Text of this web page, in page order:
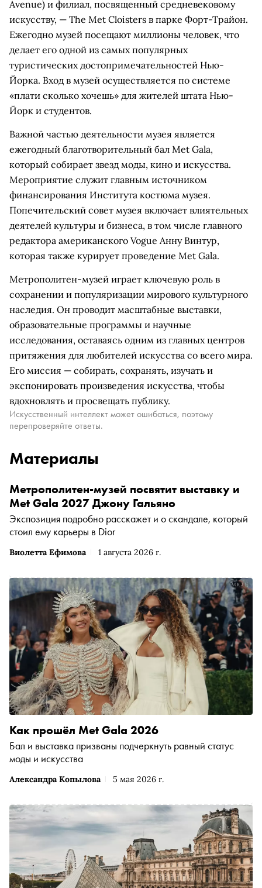
Avenue) и филиал, посвященный средневековому
искусству, — The Met Cloisters в парке Форт-Трайон.
Ежегодно музей посещают миллионы человек, что
делает его одной из самых популярных
туристических достопримечательностей Нью-
Йорка. Вход в музей осуществляется по системе
«плати сколько хочешь» для жителей штата Нью-
Йорк и студентов.
Важной частью деятельности музея является
ежегодный благотворительный бал Met Gala,
который собирает звезд моды, кино и искусства.
Мероприятие служит главным источником
финансирования Института костюма музея.
Попечительский совет музея включает влиятельных
деятелей культуры и бизнеса, в том числе главного
редактора американского Vogue Анну Винтур,
которая также курирует проведение Met Gala.
Метрополитен-музей играет ключевую роль в
сохранении и популяризации мирового культурного
наследия. Он проводит масштабные выставки,
образовательные программы и научные
исследования, оставаясь одним из главных центров
притяжения для любителей искусства со всего мира.
Его миссия — собирать, сохранять, изучать и
экспонировать произведения искусства, чтобы
вдохновлять и просвещать публику.
Искусственный интеллект может ошибаться, поэтому
перепроверяйте ответы.
Материалы
Виолетта Ефимова 1 августа 2026 г.
Метрополитен-музей посвятит выставку и
Met Gala 2027 Джону Гальяно
Экспозиция подробно расскажет и о скандале, который
стоил ему карьеры в Dior
Александра Копылова 5 мая 2026 г.
Как прошёл Met Gala 2026
Бал и выставка призваны подчеркнуть равный статус
моды и искусства